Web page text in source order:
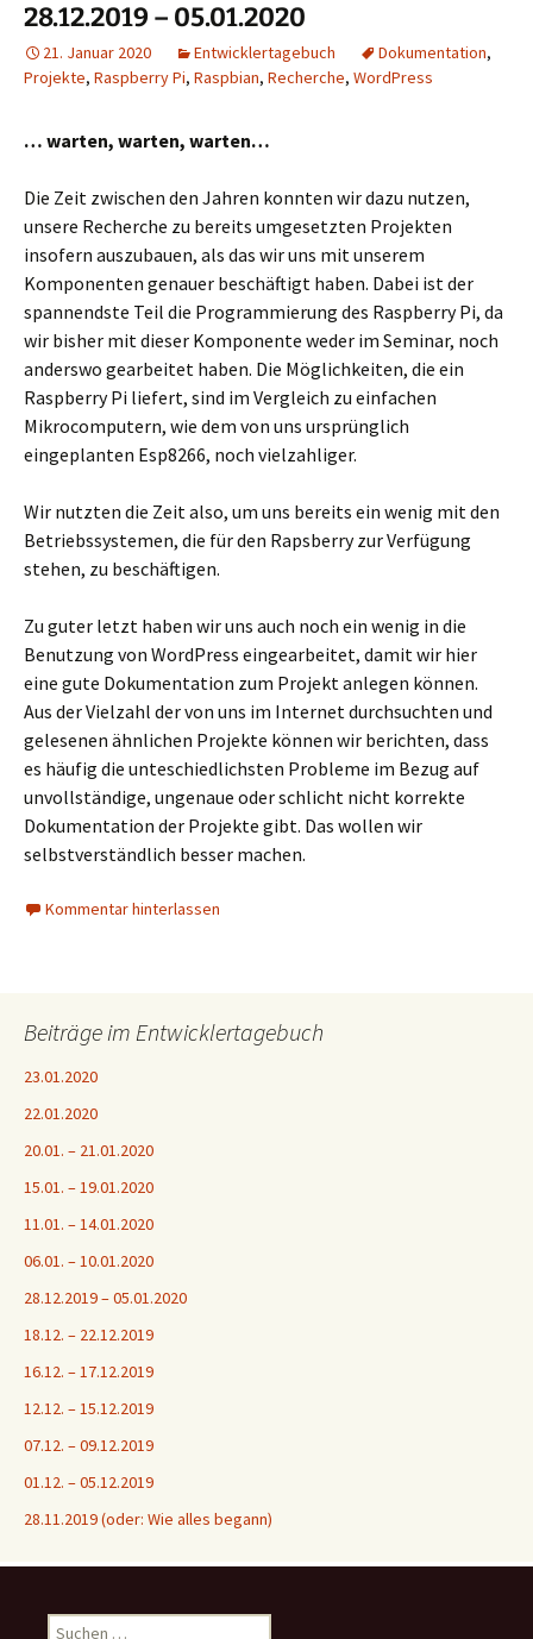
28.12.2019 – 05.01.2020
21. Januar 2020 Entwicklertagebuch Dokumentation,
Projekte, Raspberry Pi, Raspbian, Recherche, WordPress
… warten, warten, warten…
Die Zeit zwischen den Jahren konnten wir dazu nutzen,
unsere Recherche zu bereits umgesetzten Projekten
insofern auszubauen, als das wir uns mit unserem
Komponenten genauer beschäftigt haben. Dabei ist der
spannendste Teil die Programmierung des Raspberry Pi, da
wir bisher mit dieser Komponente weder im Seminar, noch
anderswo gearbeitet haben. Die Möglichkeiten, die ein
Raspberry Pi liefert, sind im Vergleich zu einfachen
Mikrocomputern, wie dem von uns ursprünglich
eingeplanten Esp8266, noch vielzahliger.
Wir nutzten die Zeit also, um uns bereits ein wenig mit den
Betriebssystemen, die für den Rapsberry zur Verfügung
stehen, zu beschäftigen.
Zu guter letzt haben wir uns auch noch ein wenig in die
Benutzung von WordPress eingearbeitet, damit wir hier
eine gute Dokumentation zum Projekt anlegen können.
Aus der Vielzahl der von uns im Internet durchsuchten und
gelesenen ähnlichen Projekte können wir berichten, dass
es häufig die unteschiedlichsten Probleme im Bezug auf
unvollständige, ungenaue oder schlicht nicht korrekte
Dokumentation der Projekte gibt. Das wollen wir
selbstverständlich besser machen.
Kommentar hinterlassen
Beiträge im Entwicklertagebuch
23.01.2020
22.01.2020
20.01. – 21.01.2020
15.01. – 19.01.2020
11.01. – 14.01.2020
06.01. – 10.01.2020
28.12.2019 – 05.01.2020
18.12. – 22.12.2019
16.12. – 17.12.2019
12.12. – 15.12.2019
07.12. – 09.12.2019
01.12. – 05.12.2019
28.11.2019 (oder: Wie alles begann)
Suchen